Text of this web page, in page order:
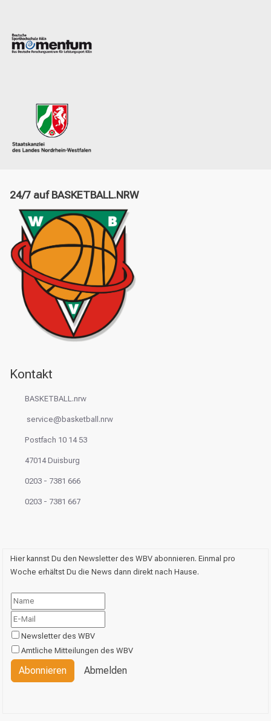
24/7 auf BASKETBALL.NRW
Kontakt
BASKETBALL.nrw
service@basketball.nrw
Postfach 10 14 53
47014 Duisburg
0203 - 7381 666
0203 - 7381 667
Hier kannst Du den Newsletter des WBV abonnieren. Einmal pro
Woche erhältst Du die News dann direkt nach Hause.
Newsletter des WBV
Amtliche Mitteilungen des WBV
Abonnieren Abmelden